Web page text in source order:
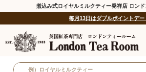
煮込み式ロイヤルミルクティー発祥店 ロン
毎月13日はダブルポイントデー